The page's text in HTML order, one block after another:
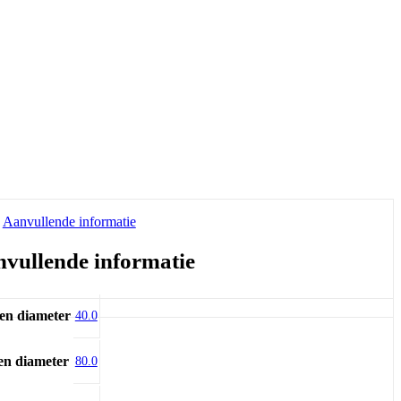
Aanvullende informatie
informatie
diameter 40.0
diameter 80.0